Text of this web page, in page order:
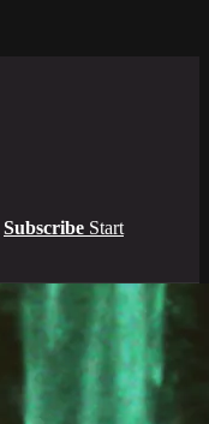
Subscribe Start